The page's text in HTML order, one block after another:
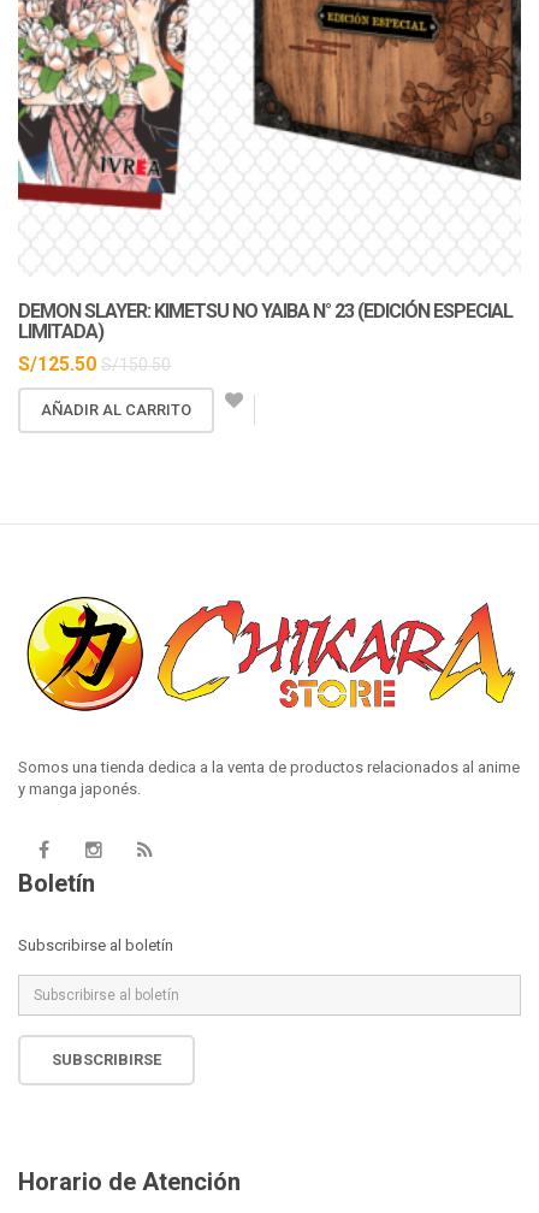
DEMON SLAYER: KIMETSU NO YAIBA N° 23 (EDICIÓN ESPECIAL
LIMITADA)
S/125.50 S/150.50
AÑADIR AL CARRITO
Somos una tienda dedica a la venta de productos relacionados al anime
y manga japonés.
Boletín
Subscribirse al boletín
SUBSCRIBIRSE
Horario de Atención